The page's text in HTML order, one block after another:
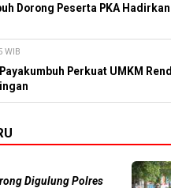
Dorong Peserta PKA
WIB
Perkuat UMKM
Digulung Polres